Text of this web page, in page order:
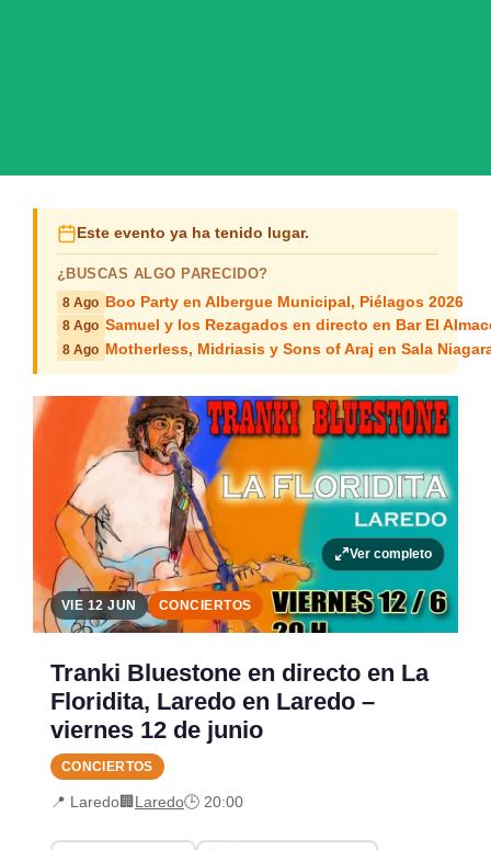
Este evento ya ha tenido lugar.
¿BUSCAS ALGO PARECIDO?
8 Ago Boo Party en Albergue Municipal, Piélagos 2026
8 Ago Samuel y los Rezagados en directo en Bar El
8 Ago Motherless, Midriasis y Sons of Araj en Sala
Ver completo
VIE 12 JUN CONCIERTOS
Tranki Bluestone en directo en La
Floridita, Laredo en Laredo –
viernes 12 de junio
CONCIERTOS
📍 Laredo🏢Laredo🕒 20:00